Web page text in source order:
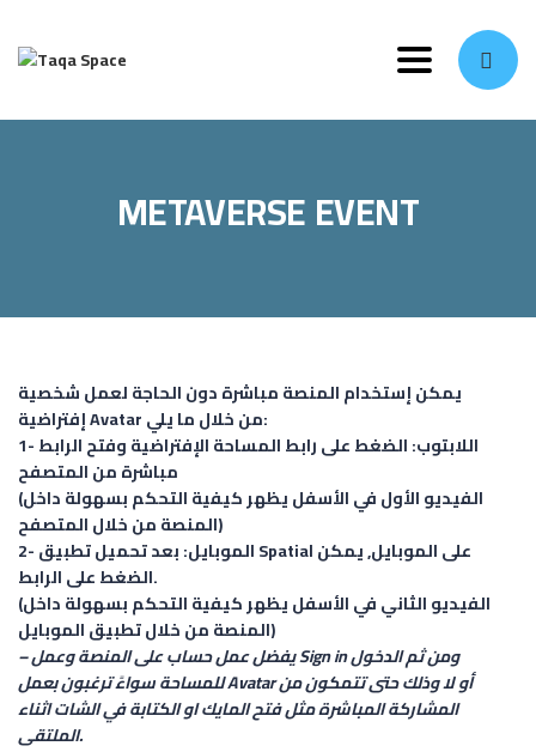
Toggle
METAVERSE EVENT
يمكن إستخدام المنصة مباشرة دون الحاجة لعمل شخصية
إفتراضية Avatar من خلال ما يلي:
1- اللابتوب:الضغط على رابط المساحة الإفتراضية وفتح الرابط
مباشرة من المتصفح
(الفيديو الأول في الأسفل يظهر كيفية التحكم بسهولة داخل
المنصة من خلال المتصفح)
2- الموبايل:بعد تحميل تطبيق Spatial على الموبايل, يمكن
الضغط على الرابط.
(الفيديو الثاني في الأسفل يظهر كيفية التحكم بسهولة داخل
المنصة من خلال تطبيق الموبايل)
– يفضل عمل حساب على المنصة وعمل Sign in ومن ثم الدخول
للمساحة سواءً ترغبون بعمل Avatar أو لا وذلك حتى تتمكون من
المشاركة المباشرة مثل فتح المايك او الكتابة في الشات اثناء
الملتقى.